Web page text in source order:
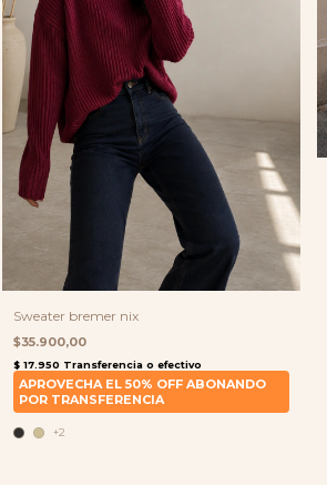
Sweater bremer nix
$35.900,00
+2